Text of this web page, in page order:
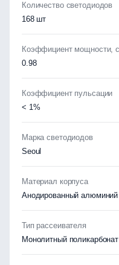
Количество светодиодов
168 шт
Коэффициент мощности,
0.98
Коэффициент пульсации
< 1%
Марка светодиодов
Seoul
Материал корпуса
Анодированный алюминий
Тип рассеивателя
Монолитный поликарбонат